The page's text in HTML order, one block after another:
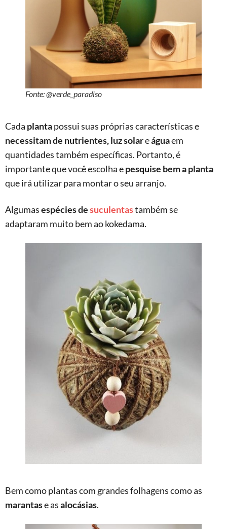
Fonte: @verde_paradiso
Cada plantapossui suas próprias características e
necessitam de nutrientes, luz solareáguaem
quantidades também específicas. Portanto, é
importante que você escolha epesquise bem a planta
que irá utilizar para montar o seu arranjo.
Algumasespécies desuculentastambém se
adaptaram muito bem ao kokedama.
Bem como plantas com grandes folhagens como as
marantase asalocásias.